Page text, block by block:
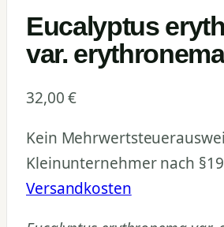
Eucalyptus
var. erythronema
32,00€
Kein
Kleinunternehmer nach §19
Versandkosten